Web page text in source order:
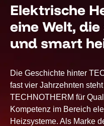
Elektrische
eine Welt,
und smart
Die Geschichte hinter
fast vier Jahrzehnten
TECHNOTHERM für
Kompetenz im Bereich
Heizsysteme. Als Marke